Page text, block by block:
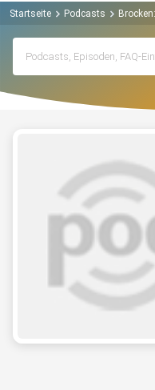
Startseite Podcasts